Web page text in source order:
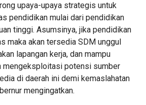
upaya-upaya strategis untuk
pendidikan mulai dari pendidikan
tinggi. Asumsinya, jika pendidikan
maka akan tersedia SDM unggul
lapangan kerja, dan mampu
mengeksploitasi potensi sumber
di daerah ini demi kemaslahatan
mengingatkan.